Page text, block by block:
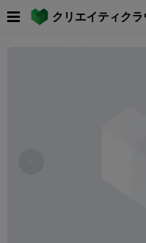
クリエイティクラ